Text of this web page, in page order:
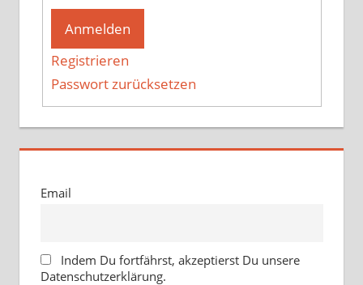
Anmelden
Registrieren
Passwort zurücksetzen
Email
Indem Du fortfährst, akzeptierst Du unsere
Datenschutzerklärung.